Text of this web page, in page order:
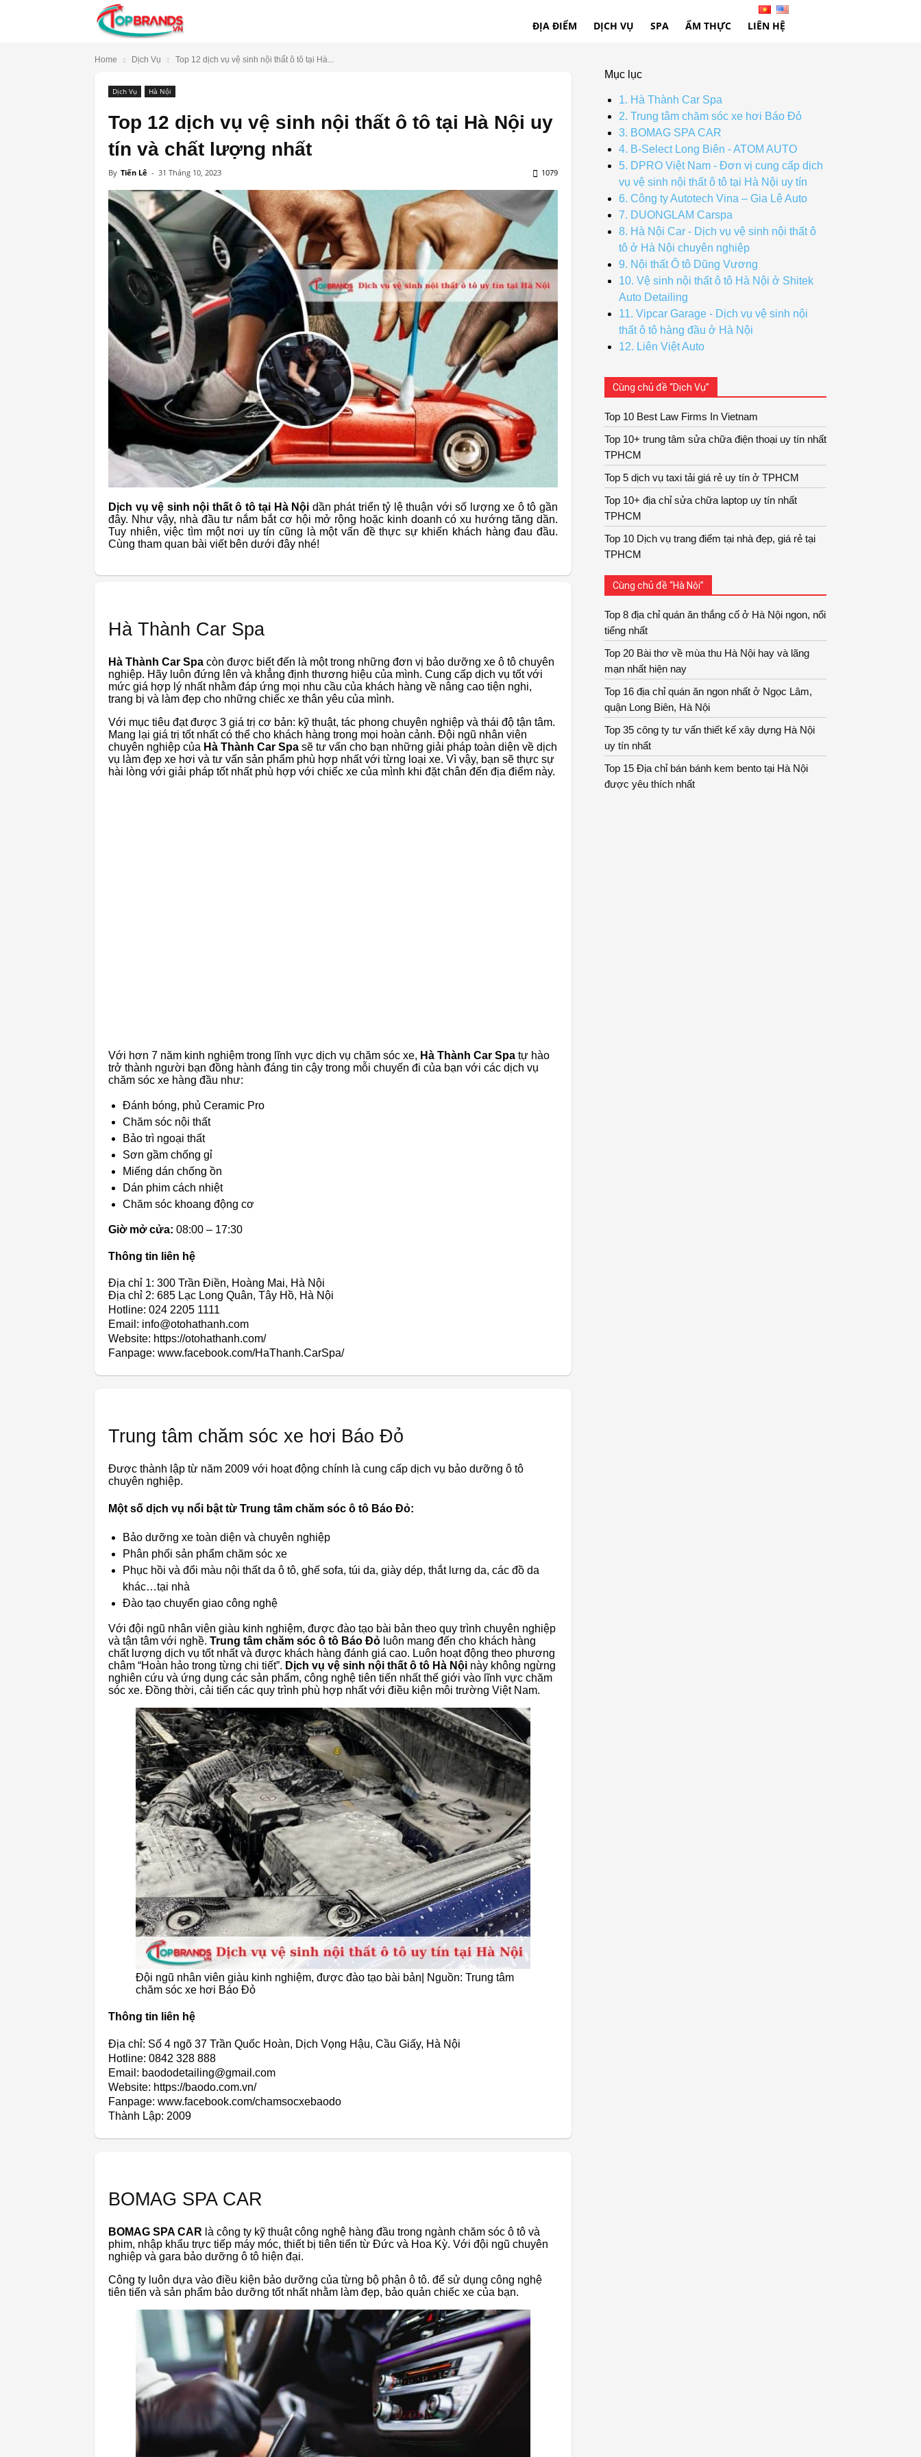
ĐỊA ĐIỂM DỊCH VỤ SPA ẨM THỰC LIÊN HỆ
Home Dịch Vụ Top 12 dịch vụ vệ sinh nội thất ô tô tại Hà...
Dịch Vụ Hà Nội
Top 12 dịch vụ vệ sinh nội thất ô tô tại Hà Nội uy
tín và chất lượng nhất
By Tiến Lê - 31 Tháng 10, 2023 1079
Dịch vụ vệ sinh nội thất ô tô tại Hà Nội dần phát triển tỷ lệ thuận với số lượng xe ô tô gần
đây. Như vậy, nhà đầu tư nắm bắt cơ hội mở rộng hoặc kinh doanh có xu hướng tăng dần.
Tuy nhiên, việc tìm một nơi uy tín cũng là một vấn đề thực sự khiến khách hàng đau đầu.
Cùng tham quan bài viết bên dưới đây nhé!
Hà Thành Car Spa
Hà Thành Car Spa còn được biết đến là một trong những đơn vị bảo dưỡng xe ô tô chuyên
nghiệp. Hãy luôn đứng lên và khẳng định thương hiệu của mình. Cung cấp dịch vụ tốt với
mức giá hợp lý nhất nhằm đáp ứng mọi nhu cầu của khách hàng về nâng cao tiện nghi,
trang bị và làm đẹp cho những chiếc xe thân yêu của mình.
Với mục tiêu đạt được 3 giá trị cơ bản: kỹ thuật, tác phong chuyên nghiệp và thái độ tận tâm.
Mang lại giá trị tốt nhất có thể cho khách hàng trong mọi hoàn cảnh. Đội ngũ nhân viên
chuyên nghiệp của Hà Thành Car Spa sẽ tư vấn cho bạn những giải pháp toàn diện về dịch
vụ làm đẹp xe hơi và tư vấn sản phẩm phù hợp nhất với từng loại xe. Vì vậy, bạn sẽ thực sự
hài lòng với giải pháp tốt nhất phù hợp với chiếc xe của mình khi đặt chân đến địa điểm này.
Với hơn 7 năm kinh nghiệm trong lĩnh vực dịch vụ chăm sóc xe, Hà Thành Car Spa tự hào
trở thành người bạn đồng hành đáng tin cậy trong mỗi chuyến đi của bạn với các dịch vụ
chăm sóc xe hàng đầu như:
Đánh bóng, phủ Ceramic Pro
Chăm sóc nội thất
Bảo trì ngoại thất
Sơn gầm chống gỉ
Miếng dán chống ồn
Dán phim cách nhiệt
Chăm sóc khoang động cơ
Giờ mở cửa: 08:00 – 17:30
Thông tin liên hệ
Địa chỉ 1: 300 Trần Điền, Hoàng Mai, Hà Nội
Địa chỉ 2: 685 Lạc Long Quân, Tây Hồ, Hà Nội
Hotline: 024 2205 1111
Email: info@otohathanh.com
Website: https://otohathanh.com/
Fanpage: www.facebook.com/HaThanh.CarSpa/
Trung tâm chăm sóc xe hơi Báo Đỏ
Được thành lập từ năm 2009 với hoạt động chính là cung cấp dịch vụ bảo dưỡng ô tô
chuyên nghiệp.
Một số dịch vụ nổi bật từ Trung tâm chăm sóc ô tô Báo Đỏ:
Bảo dưỡng xe toàn diện và chuyên nghiệp
Phân phối sản phẩm chăm sóc xe
Phục hồi và đổi màu nội thất da ô tô, ghế sofa, túi da, giày dép, thắt lưng da, các đồ da
khác…tại nhà
Đào tạo chuyển giao công nghệ
Với đội ngũ nhân viên giàu kinh nghiệm, được đào tạo bài bản theo quy trình chuyên nghiệp
và tận tâm với nghề. Trung tâm chăm sóc ô tô Báo Đỏ luôn mang đến cho khách hàng
chất lượng dịch vụ tốt nhất và được khách hàng đánh giá cao. Luôn hoạt động theo phương
châm “Hoàn hảo trong từng chi tiết”. Dịch vụ vệ sinh nội thất ô tô Hà Nội này không ngừng
nghiên cứu và ứng dụng các sản phẩm, công nghệ tiên tiến nhất thế giới vào lĩnh vực chăm
sóc xe. Đồng thời, cải tiến các quy trình phù hợp nhất với điều kiện môi trường Việt Nam.
Đội ngũ nhân viên giàu kinh nghiệm, được đào tạo bài bản| Nguồn: Trung tâm
chăm sóc xe hơi Báo Đỏ
Thông tin liên hệ
Địa chỉ: Số 4 ngõ 37 Trần Quốc Hoàn, Dịch Vọng Hậu, Cầu Giấy, Hà Nội
Hotline: 0842 328 888
Email: baododetailing@gmail.com
Website: https://baodo.com.vn/
Fanpage: www.facebook.com/chamsocxebaodo
Thành Lập: 2009
BOMAG SPA CAR
BOMAG SPA CAR là công ty kỹ thuật công nghệ hàng đầu trong ngành chăm sóc ô tô và
phim, nhập khẩu trực tiếp máy móc, thiết bị tiên tiến từ Đức và Hoa Kỳ. Với đội ngũ chuyên
nghiệp và gara bảo dưỡng ô tô hiện đại.
Công ty luôn dựa vào điều kiện bảo dưỡng của từng bộ phận ô tô. để sử dụng công nghệ
tiên tiến và sản phẩm bảo dưỡng tốt nhất nhằm làm đẹp, bảo quản chiếc xe của bạn.
Mục lục
1. Hà Thành Car Spa
2. Trung tâm chăm sóc xe hơi Báo Đỏ
3. BOMAG SPA CAR
4. B-Select Long Biên - ATOM AUTO
5. DPRO Việt Nam - Đơn vị cung cấp dịch
vụ vệ sinh nội thất ô tô tại Hà Nội uy tín
6. Công ty Autotech Vina – Gia Lê Auto
7. DUONGLAM Carspa
8. Hà Nội Car - Dịch vụ vệ sinh nội thất ô
tô ở Hà Nội chuyên nghiệp
9. Nội thất Ô tô Dũng Vương
10. Vệ sinh nội thất ô tô Hà Nội ở Shitek
Auto Detailing
11. Vipcar Garage - Dịch vụ vệ sinh nội
thất ô tô hàng đầu ở Hà Nội
12. Liên Việt Auto
Cùng chủ đề “Dịch Vụ”
Top 10 Best Law Firms In Vietnam
Top 10+ trung tâm sửa chữa điện thoại uy tín nhất
TPHCM
Top 5 dịch vụ taxi tải giá rẻ uy tín ở TPHCM
Top 10+ địa chỉ sửa chữa laptop uy tín nhất
TPHCM
Top 10 Dịch vụ trang điểm tại nhà đẹp, giá rẻ tại
TPHCM
Cùng chủ đề “Hà Nội”
Top 8 địa chỉ quán ăn thắng cố ở Hà Nội ngon, nổi
tiếng nhất
Top 20 Bài thơ về mùa thu Hà Nội hay và lãng
mạn nhất hiện nay
Top 16 địa chỉ quán ăn ngon nhất ở Ngọc Lâm,
quận Long Biên, Hà Nội
Top 35 công ty tư vấn thiết kế xây dựng Hà Nội
uy tín nhất
Top 15 Địa chỉ bán bánh kem bento tại Hà Nội
được yêu thích nhất